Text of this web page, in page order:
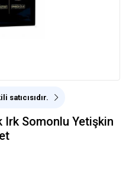
satıcısıdır.
Irk Somonlu Yetişkin